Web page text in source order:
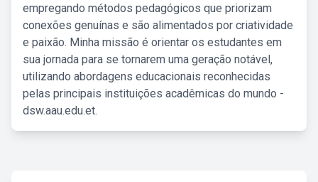
empregando métodos pedagógicos que priorizam
conexões genuínas e são alimentados por criatividade
e paixão. Minha missão é orientar os estudantes em
sua jornada para se tornarem uma geração notável,
utilizando abordagens educacionais reconhecidas
pelas principais instituições acadêmicas do mundo -
dsw.aau.edu.et.